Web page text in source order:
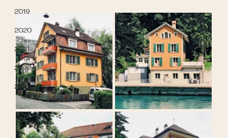
2019
2020
2021
2022
2023